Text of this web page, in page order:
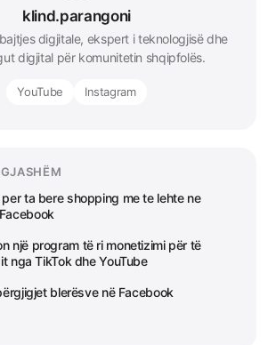
klind.parangoni
digjitale, ekspert i teknologjisë dhe
digjital për komunitetin shqipfolës.
YouTube Instagram
ta bere shopping me te lehte ne
një program të ri monetizimi për të
nga TikTok dhe YouTube
blerësve në Facebook